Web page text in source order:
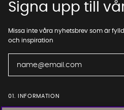
Signa upp till
Missa inte våra nyhetsbrev som är
och inspiration
01. INFORMATION